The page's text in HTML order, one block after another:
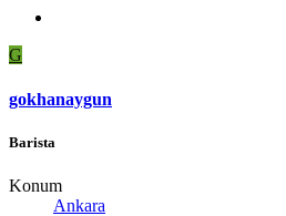
G
gokhanaygun
Barista
Konum
Ankara